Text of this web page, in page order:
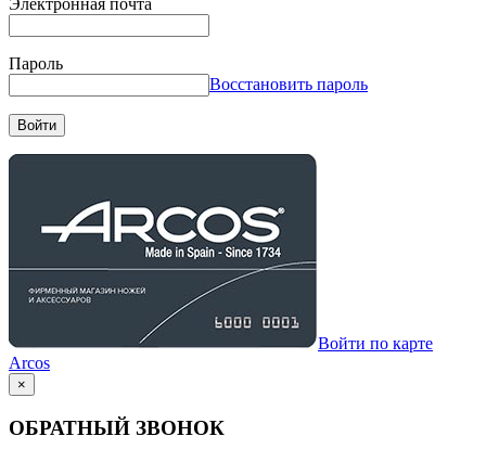
Электронная почта
Пароль
Восстановить пароль
Войти
Войти по карте
Arcos
×
ОБРАТНЫЙ ЗВОНОК